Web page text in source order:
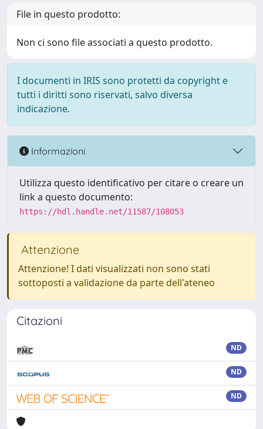
File in questo prodotto:
Non ci sono file associati a questo prodotto.
I documenti in IRIS sono protetti da copyright e
tutti i diritti sono riservati, salvo diversa
indicazione.
Informazioni
Utilizza questo identificativo per citare o creare un
link a questo documento:
https://hdl.handle.net/11587/108053
Attenzione
Attenzione! I dati visualizzati non sono stati
sottoposti a validazione da parte dell'ateneo
Citazioni
ND
ND
ND